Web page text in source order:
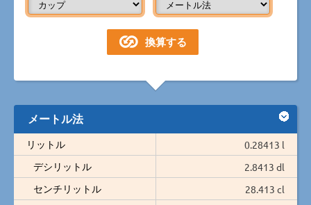
メートル法
リットル
0.28413 l
デシリットル
2.8413 dl
センチリットル
28.413 cl